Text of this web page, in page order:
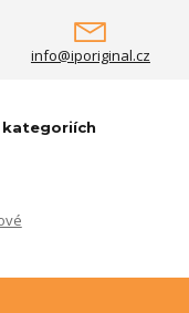
info@iporiginal.cz
kategoriích